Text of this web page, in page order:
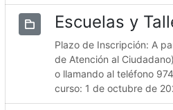
Escuelas y
Plazo de Inscripción: A
de Atención al
o llamando al teléfono
curso: 1 de octubre de